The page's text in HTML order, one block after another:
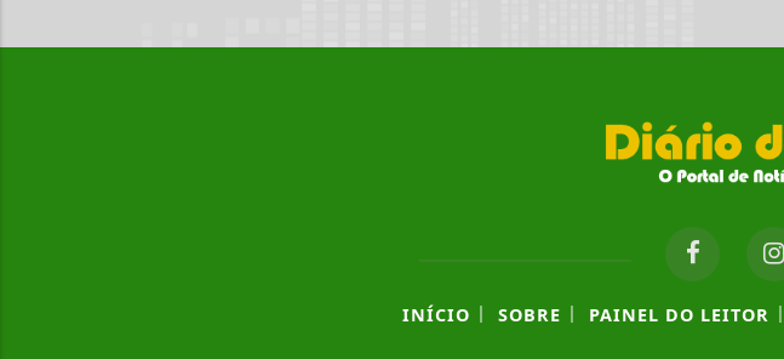
INÍCIO | SOBRE | PAINEL DO LEITOR |